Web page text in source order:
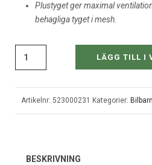
Plustyget ger maximal
behagliga tyget i mesh.
LÄGG TILL I
Artikelnr: 523000231 Kategorier:
BESKRIVNING